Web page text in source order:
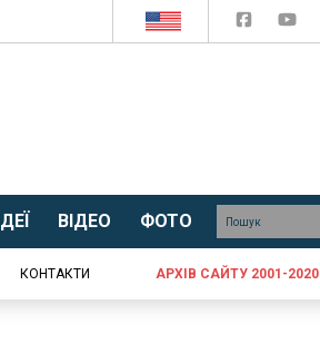
ВІДЕО ФОТО
КОНТАКТИ АРХІВ САЙТУ 2001-2020